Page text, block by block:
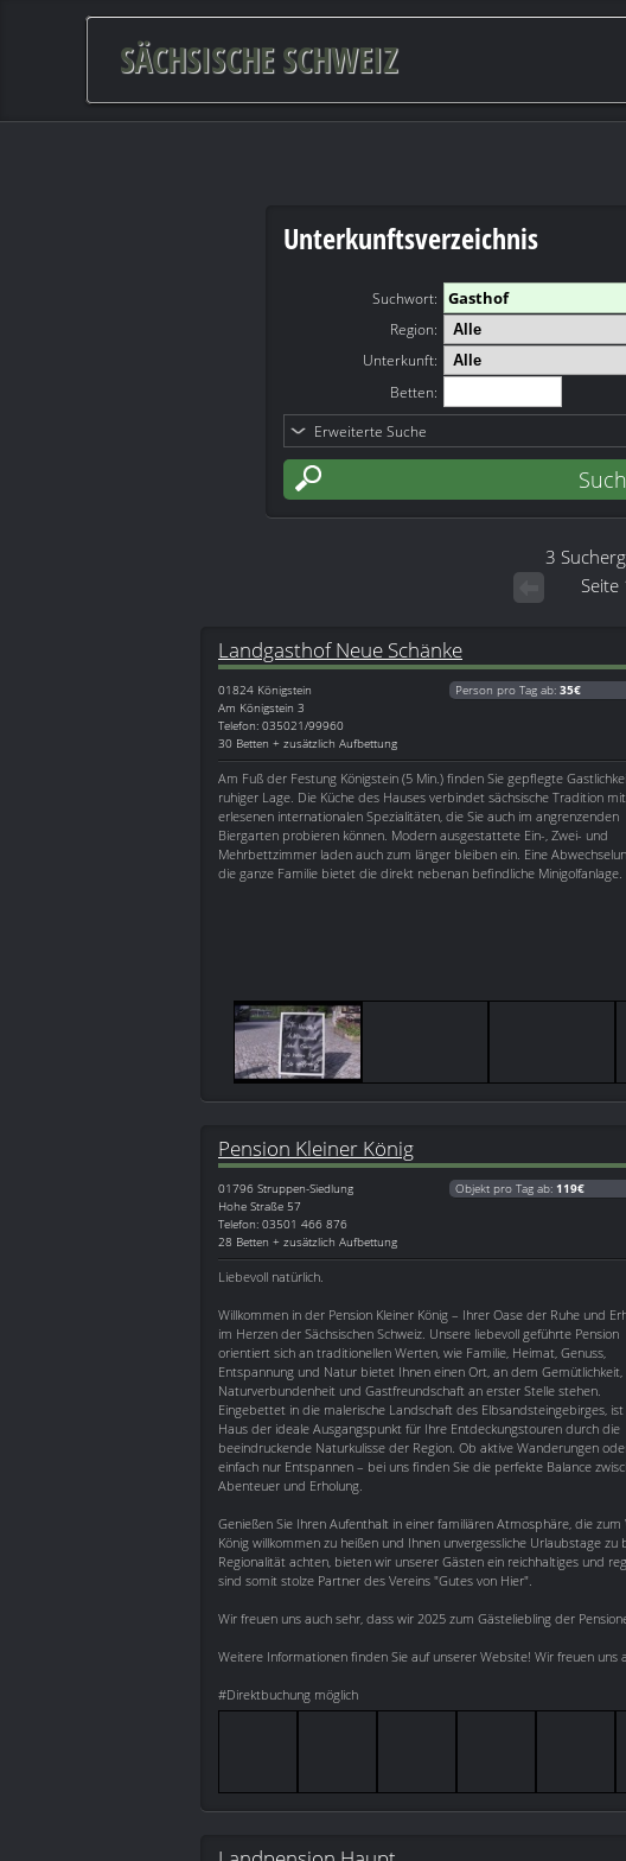
SÄCHSISCHE SCHWEIZ
Unterkunftsverzeichnis
Suchwort:
Region:
Unterkunft:
Betten:
Erweiterte Suche
3
Seite
Landgasthof Neue Schänke
01824 Königstein
Am Königstein 3
Telefon: 035021/99960
30 Betten + zusätzlich Aufbettung
Person pro Tag ab: 35€
Am Fuß der Festung Königstein (5 Min.) finden Sie gepflegte
ruhiger Lage. Die Küche des Hauses verbindet sächsische Tradition mit
erlesenen internationalen Spezialitäten, die Sie auch im angrenzenden
Biergarten probieren können. Modern ausgestattete Ein-, Zwei- und
Mehrbettzimmer laden auch zum länger bleiben ein. Eine
die ganze Familie bietet die direkt nebenan befindliche Minigolfanlage.
Pension Kleiner König
01796 Struppen-Siedlung
Hohe Straße 57
Telefon: 03501 466 876
28 Betten + zusätzlich Aufbettung
Objekt pro Tag ab: 119€
Liebevoll natürlich.
Willkommen in der Pension Kleiner König – Ihrer Oase der Ruhe und
im Herzen der Sächsischen Schweiz. Unsere liebevoll geführte Pension
orientiert sich an traditionellen Werten, wie Familie, Heimat, Genuss,
Entspannung und Natur bietet Ihnen einen Ort, an dem Gemütlichkeit,
Naturverbundenheit und Gastfreundschaft an erster Stelle stehen.
Eingebettet in die malerische Landschaft des Elbsandsteingebirges,
Haus der ideale Ausgangspunkt für Ihre Entdeckungstouren durch die
beeindruckende Naturkulisse der Region. Ob aktive Wanderungen
einfach nur Entspannen – bei uns finden Sie die perfekte Balance
Abenteuer und Erholung.
Genießen Sie Ihren Aufenthalt in einer familiären Atmosphäre, die
König willkommen zu heißen und Ihnen unvergessliche Urlaubstage
Regionalität achten, bieten wir unserer Gästen ein reichhaltiges und
sind somit stolze Partner des Vereins "Gutes von Hier".
Wir freuen uns auch sehr, dass wir 2025 zum Gästeliebling der
Weitere Informationen finden Sie auf unserer Website! Wir freuen uns
#Direktbuchung möglich